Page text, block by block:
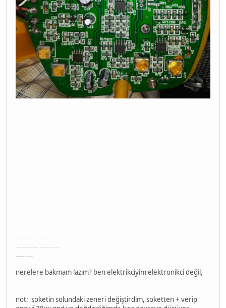
cümleteren herkese kolay gelsin,
bu cihaz arızalı içine 6 adet pil bırakılmış ve akmış temizledim,
ama enerji soketinden tepki alamayınca 7805 i direkt besleyerek displayı çalıştırdım,
ama muhtemelen bobini görmüyor,
nerelere bakmam lazım? ben elektrikciyim elektronikci değil,
not: soketin solundaki zeneri değiştirdim, soketten + verip